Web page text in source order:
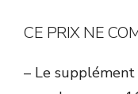
CE PRIX NE
– Le